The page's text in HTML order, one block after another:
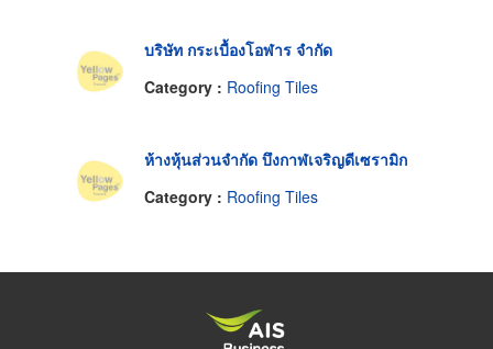
บริษัท กระเบื้องโอฬาร จำกัด
Category : Roofing Tiles
ห้างหุ้นส่วนจำกัด บึงกาฬเจริญดีเซรามิก
Category : Roofing Tiles